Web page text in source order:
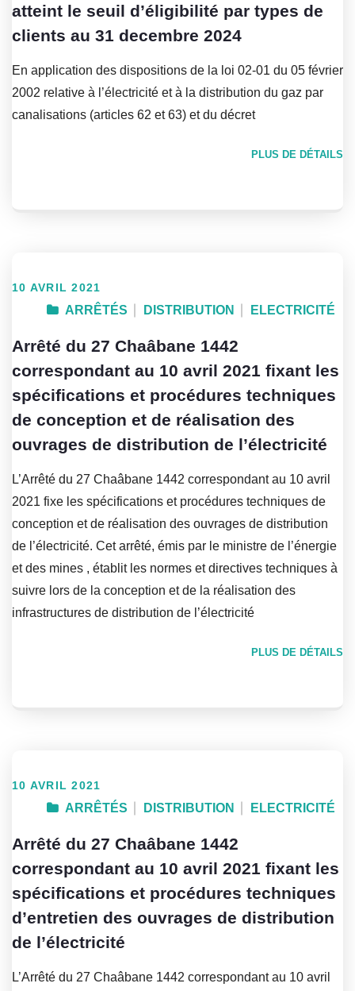
atteint le seuil d’éligibilité par types de
clients au 31 decembre 2024
En application des dispositions de la loi 02-01 du 05 février
2002 relative à l’électricité et à la distribution du gaz par
canalisations (articles 62 et 63) et du décret
PLUS DE DÉTAILS
10 AVRIL 2021
ARRÊTÉS DISTRIBUTION ELECTRICITÉ
Arrêté du 27 Chaâbane 1442
correspondant au 10 avril 2021 fixant les
spécifications et procédures techniques
de conception et de réalisation des
ouvrages de distribution de l’électricité
L’Arrêté du 27 Chaâbane 1442 correspondant au 10 avril
2021 fixe les spécifications et procédures techniques de
conception et de réalisation des ouvrages de distribution
de l’électricité. Cet arrêté, émis par le ministre de l’énergie
et des mines , établit les normes et directives techniques à
suivre lors de la conception et de la réalisation des
infrastructures de distribution de l’électricité
PLUS DE DÉTAILS
10 AVRIL 2021
ARRÊTÉS DISTRIBUTION ELECTRICITÉ
Arrêté du 27 Chaâbane 1442
correspondant au 10 avril 2021 fixant les
spécifications et procédures techniques
d’entretien des ouvrages de distribution
de l’électricité
L’Arrêté du 27 Chaâbane 1442 correspondant au 10 avril